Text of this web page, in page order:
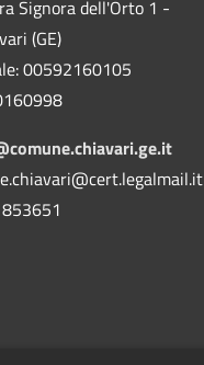
Signora dell'Orto 1 -
(GE)
00592160105